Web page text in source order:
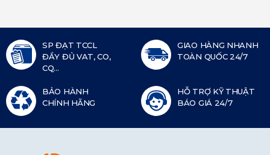
SP ĐẠT TCCL
ĐẦY ĐỦ VAT, CO,
CQ...
GIAO HÀNG NHANH
TOÀN QUỐC 24/7
BẢO HÀNH
CHÍNH HÃNG
HỖ TRỢ KỸ THUẬT
BÁO GIÁ 24/7